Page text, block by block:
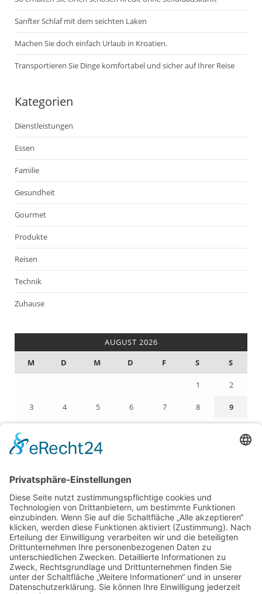
Sanfter Schlaf mit dem seichten Laken
Machen Sie doch einfach Urlaub in Kroatien.
Transportieren Sie Dinge komfortabel und sicher auf Ihrer Reise
Kategorien
Dienstleistungen
Essen
Familie
Gesundheit
Gourmet
Produkte
Reisen
Technik
Zuhause
AUGUST 2026
M
D M D F S S
1 2
3 4 5 6 7 8 9
17 18 19
26
31
« Apr.
LEGAL
Impressum